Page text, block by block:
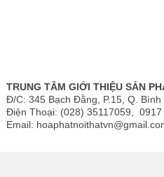
TRUNG TÂM GIỚI THIỆU SẢN
Đ/C: 345 Bạch Đằng, P.15, Q. Bình
Điện Thoại: (028) 35117059, 0917
Email: